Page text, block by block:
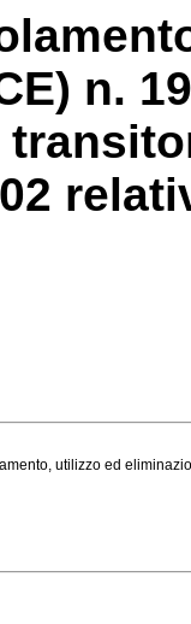
n.
utilizzo ed